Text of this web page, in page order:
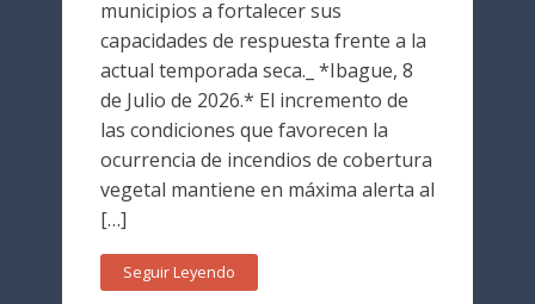
municipios a fortalecer sus
capacidades de respuesta frente a la
actual temporada seca._ *Ibague, 8
de Julio de 2026.* El incremento de
las condiciones que favorecen la
ocurrencia de incendios de cobertura
vegetal mantiene en máxima alerta al
[…]
Seguir Leyendo